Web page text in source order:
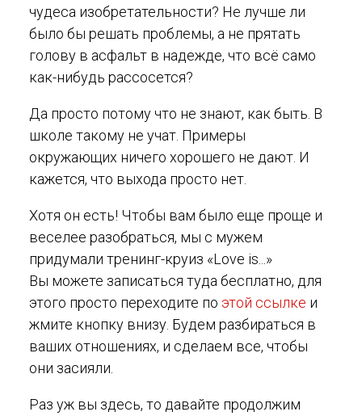
чудеса изобретательности? Не лучше ли
было бы решать проблемы, а не прятать
голову в асфальт в надежде, что всё само
как-нибудь рассосется?
Да просто потому что не знают, как быть. В
школе такому не учат. Примеры
окружающих ничего хорошего не дают. И
кажется, что выхода просто нет.
Хотя он есть! Чтобы вам было еще проще и
веселее разобраться, мы с мужем
придумали тренинг-круиз «Love is...»
Вы можете записаться туда бесплатно, для
этого просто переходите по этой ссылке и
жмите кнопку внизу. Будем разбираться в
ваших отношениях, и сделаем все, чтобы
они засияли.
Раз уж вы здесь, то давайте продолжим